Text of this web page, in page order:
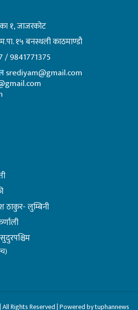
१, जाजरकोट
१५ बनस्थली काठमाण्डाै
/ 9841771375
srediyam@gmail.com
ठाकुर- लुम्बिनी
Rights Reserved | Powered by tuphannews